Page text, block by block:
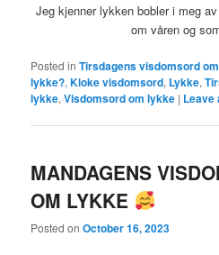
Jeg kjenner lykken bobler i meg
om våren og
Posted in Tirsdagens visdomsord
lykke?,Kloke visdomsord, Lykke,
lykke,Visdomsord om lykke | Leave
MANDAGENS
OM LYKKE
Posted onOctober 16, 2023